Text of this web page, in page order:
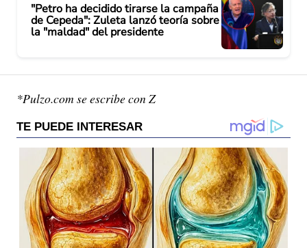
"Petro ha decidido tirarse la campaña
de Cepeda": Zuleta lanzó teoría sobre
la "maldad" del presidente
*Pulzo.com se escribe con Z